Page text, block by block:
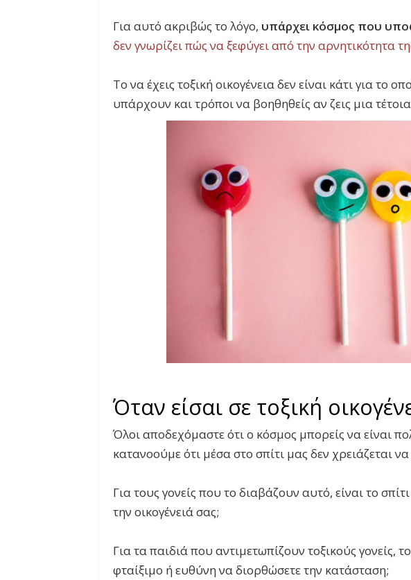
Για αυτό ακριβώς το λόγο, υπάρχει κόσμος που
δεν γνωρίζει πώς να ξεφύγει από την αρνητικότητα
Το να έχεις τοξική οικογένεια δεν είναι κάτι για το
υπάρχουν και τρόποι να βοηθηθείς αν ζεις μια
Όταν είσαι σε τοξική
Όλοι αποδεχόμαστε ότι ο κόσμος μπορείς να είναι
κατανοούμε ότι μέσα στο σπίτι μας δεν χρειάζεται
Για τους γονείς που το διαβάζουν αυτό, είναι το
την οικογένειά σας;
Για τα παιδιά που αντιμετωπίζουν τοξικούς γονείς,
φταίξιμο ή ευθύνη να διορθώσετε την κατάσταση;